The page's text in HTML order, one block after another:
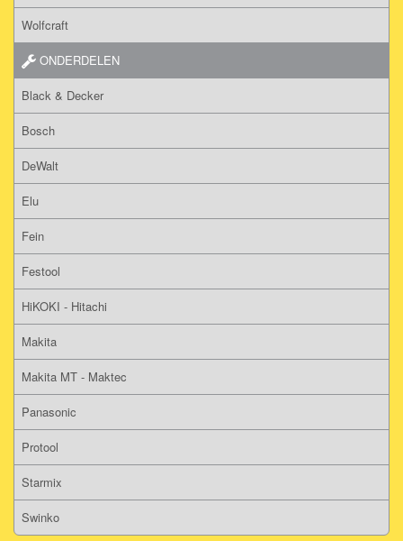
Wolfcraft
ONDERDELEN
Black & Decker
Bosch
DeWalt
Elu
Fein
Festool
HiKOKI - Hitachi
Makita
Makita MT - Maktec
Panasonic
Protool
Starmix
Swinko